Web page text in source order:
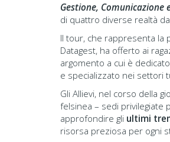
Gestione, Comunicazione
di quattro diverse realtà
Il tour, che rappresenta la
Datagest, ha offerto ai
argomento a cui è
e specializzato nei settori
Gli Allievi, nel corso della
felsinea – sedi privilegiate
approfondire gli ultimi
risorsa preziosa per ogni